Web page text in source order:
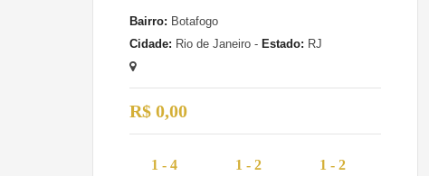
Bairro: Botafogo
Cidade: Rio de Janeiro - Estado: RJ
R$ 0,00
1 - 4 1 - 2 1 - 2